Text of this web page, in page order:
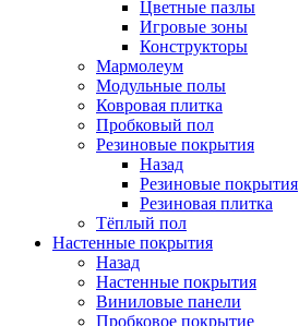
Цветные пазлы
Игровые зоны
Конструкторы
Мармолеум
Модульные полы
Ковровая плитка
Пробковый пол
Резиновые покрытия
Назад
Резиновые покрытия
Резиновая плитка
Тёплый пол
Настенные покрытия
Назад
Настенные покрытия
Виниловые панели
Пробковое покрытие